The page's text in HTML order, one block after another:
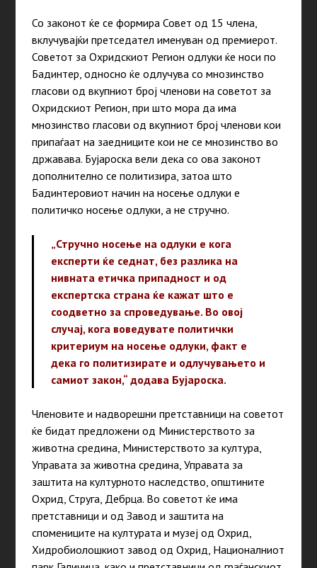
Со законот ќе се формира Совет од 15 члена,
вклучувајќи претседател именуван од премиерот.
Советот за Охридскиот Регион одлуки ќе носи по
Бадинтер, односно ќе одлучува со мнозинство
гласови од вкупниот број членови на советот за
Охридскиот Регион, при што мора да има
мнозинство гласови од вкупниот број членови кои
припаѓаат на заедниците кои не се мнозинство во
државава. Бујароска вели дека со ова законот
дополнително се политизира, затоа што
Бадинтеровиот начин на носење одлуки е
политичко носење одлуки, а не стручно.
„Стручно носење на одлуки е кога
експерти ќе седнат, без разлика на
нивната етичка припадност и од
експертска страна ќе кажат што е
соодветно за спроведување. Во овој
случај, кога воведувате политички
критериум на носење одлуки, факт е
дека го политизирате и одлучувањето и
самиот закон,“ додава Бујароска.
Членовите и надворешни претставници на советот
ќе бидат предложени од Министерството за
животна средина, Министерството за култура,
Управата за животна средина, Управата за
заштита на културното наследство, општините
Охрид, Струга, Дебрца. Во советот ќе има
претставници и од Завод и заштита на
спомениците на културата и музеј од Охрид,
Хидробиолошкиот завод од Охрид, Националниот